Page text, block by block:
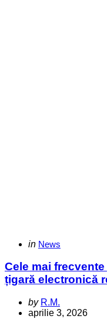
Categories
Posted
in News
Cele mai
țigară electronică
Posted
by
by R.M.
aprilie 3, 2026